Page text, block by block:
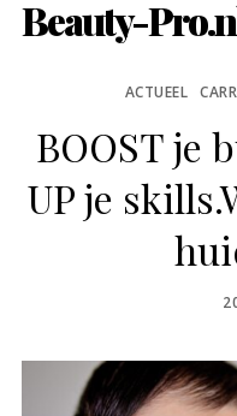
Beauty-
ACTUEEL
BOOST je
UP je